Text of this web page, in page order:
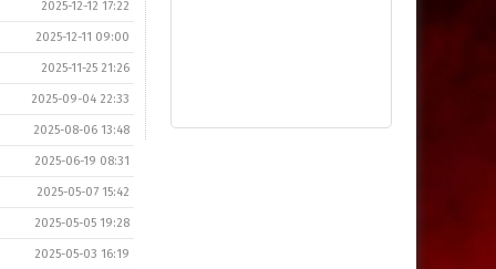
2025-12-12 17:22
2025-12-11 09:00
2025-11-25 21:26
2025-09-04 22:33
2025-08-06 13:48
2025-06-19 08:31
2025-05-07 15:42
2025-05-05 19:28
2025-05-03 16:19